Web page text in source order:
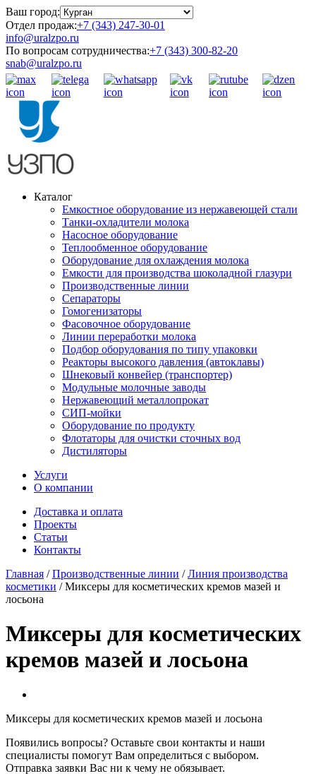
Ваш город:
Отдел продаж:+7 (343) 247-30-01
info@uralzpo.ru
По вопросам сотрудничества:+7 (343) 300-82-20
snab@uralzpo.ru
Каталог
Емкостное оборудование из нержавеющей стали
Танки-охладители молока
Насосное оборудование
Теплообменное оборудование
Оборудование для охлаждения молока
Емкости для производства шоколадной глазури
Производственные линии
Сепараторы
Гомогенизаторы
Фасовочное оборудование
Линии переработки молока
Подбор оборудования по типу упаковки
Реакторы высокого давления (автоклавы)
Шнековый конвейер (транспортер)
Модульные молочные заводы
Нержавеющий металлопрокат
СИП-мойки
Оборудование по продукту
Флотаторы для очистки сточных вод
Дистиляторы
Услуги
О компании
Доставка и оплата
Проекты
Статьи
Контакты
Главная /Производственные линии /Линия производства
косметики /Миксеры для косметических кремов мазей и
лосьона
Миксеры для косметических
кремов мазей и лосьона
Миксеры для косметических кремов мазей и лосьона
Появились вопросы? Оставьте свои контакты и наши
специалисты помогут Вам определиться с выбором.
Отправка заявки Вас ни к чему не обязывает.